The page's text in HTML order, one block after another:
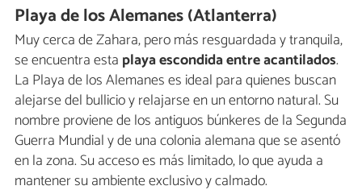
Playa de los Alemanes (Atlanterra)
Muy cerca de Zahara, pero más resguardada y tranquila,
se encuentra esta playa escondida entre acantilados.
La Playa de los Alemanes es ideal para quienes buscan
alejarse del bullicio y relajarse en un entorno natural. Su
nombre proviene de los antiguos búnkeres de la Segunda
Guerra Mundial y de una colonia alemana que se asentó
en la zona. Su acceso es más limitado, lo que ayuda a
mantener su ambiente exclusivo y calmado.